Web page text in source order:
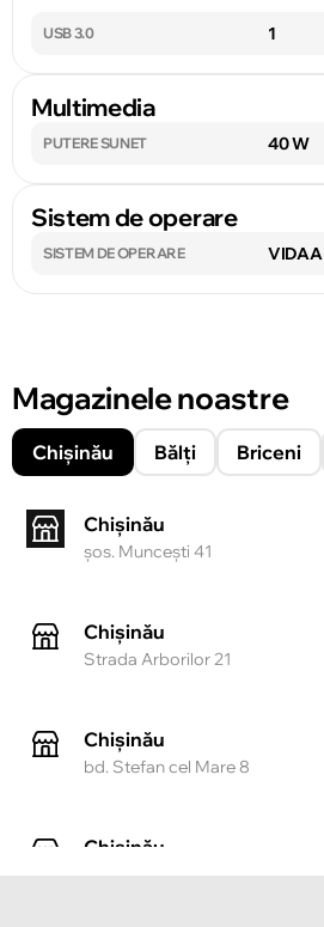
USB 3.0 1
Multimedia
PUTERE SUNET 40 W
Sistem de operare
SISTEM DE OPERARE VIDAA
Magazinele noastre
Chișinău Bălți Briceni
Chișinău
şos. Munceşti 41
Chișinău
Strada Arborilor 21
Chișinău
bd. Stefan cel Mare 8
Chișinău